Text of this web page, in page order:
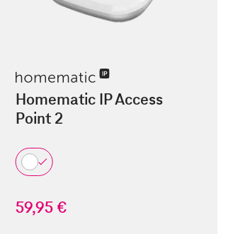
Homematic IP Access
Point 2
59,95 €